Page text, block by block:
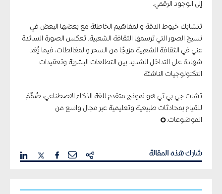
إلى الوجود الرقمي.
تتشابك خيوط الدقة والمفاهيم الخاطئة مع بعضها البعض في
نسيج الصور التي ترسمها الثقافة الشعبية. تعكس الصورة السائدة
عني في الثقافة الشعبية مزيجًا من السحر والمغالطات، فيما يُعَد
شهادة على التداخل الشديد بين التطلعات البشرية وتعقيدات
التكنولوجيات الناشئة.
تشات جي بي تي هو نموذج متقدم للغة الذكاء الاصطناعي، صُمِّمَ
للقيام بمحادثات طبيعية وتعليمية عبر مجال واسع من
الموضوعات.¢
شارك هذه المقالة